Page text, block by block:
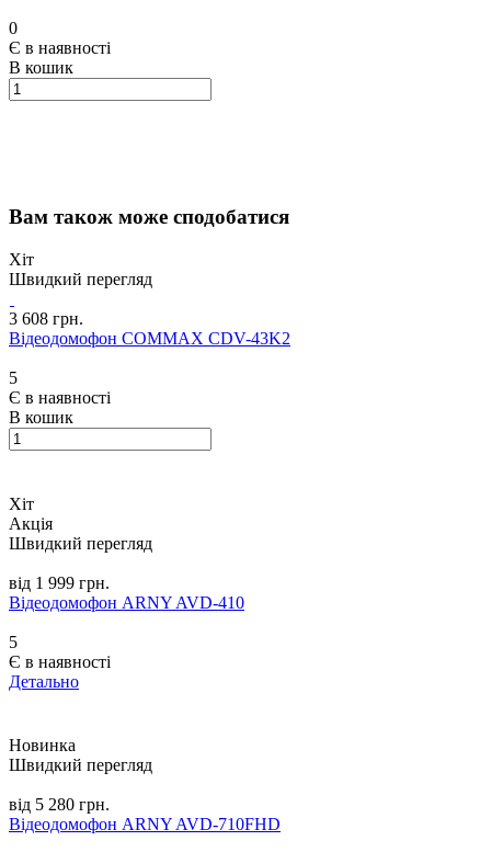
0
Є в наявності
В кошик
Вам також може сподобатися
Хіт
Швидкий перегляд
3 608 грн.
Відеодомофон COMMAX CDV-43K2
5
Є в наявності
В кошик
Хіт
Акція
Швидкий перегляд
від 1 999 грн.
Відеодомофон ARNY AVD-410
5
Є в наявності
Детально
Новинка
Швидкий перегляд
від 5 280 грн.
Відеодомофон ARNY AVD-710FHD